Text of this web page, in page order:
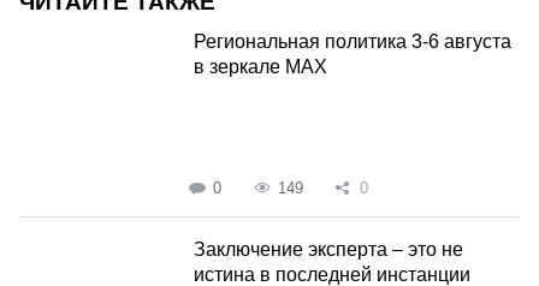
Региональная политика 3-6 августа
в зеркале MAX
0 149 0
Заключение эксперта – это не
истина в последней инстанции